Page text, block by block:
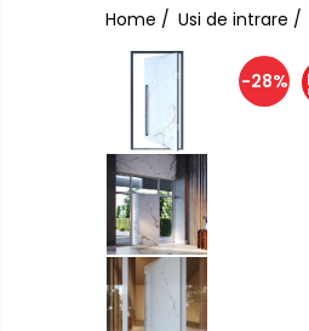
Home / Usi de intrare /
-28%